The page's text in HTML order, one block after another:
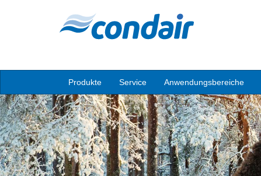
Produkte Service Anwendungsbereiche